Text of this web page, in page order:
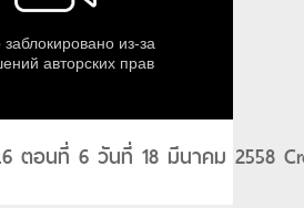
ตอนที่ 6 วันที่ 18 มีนาคม 2558